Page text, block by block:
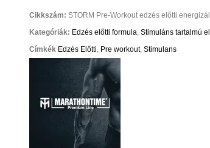
Cikkszám: STORM Pre-Workout edzés előtti
Kategóriák: Edzés előtti formula, Stimuláns tartalmú
Címkék Edzés Előtti, Pre workout, Stimulans